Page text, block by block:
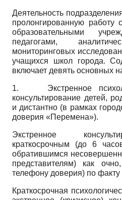
Деятельность
пролонгированную
образовательными
педагогами,
мониторинго­вых
учащихся школ города.
включает девять основных
1. Экстренное
консультирование детей,
и дистантно (в рамках
доверия «Перемена»).
Экстренное
краткосрочным (до 6
обратившимся
представителям) как
телефону доверия) по
Краткосрочная